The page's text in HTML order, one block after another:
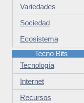
Variedades
Sociedad
Ecosistema
Tecno Bits
Tecnología
Internet
Recursos